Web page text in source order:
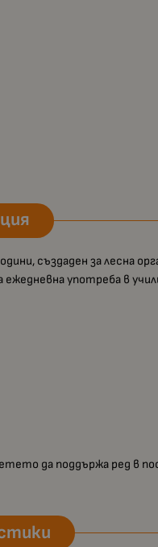
създаден за лесна
употреба в
да поддържа ред в